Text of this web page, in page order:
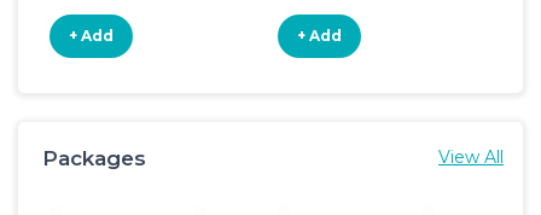
+ Add + Add
Packages View All